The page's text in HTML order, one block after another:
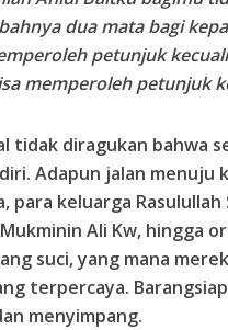
dua mata bagi
petunjuk
amemperoleh petunjuk
tidak diragukan bahwa
Adapun jalan menuju
para keluarga
Ali Kw, hingga
suci, yang mana
terpercaya.
menyimpang.